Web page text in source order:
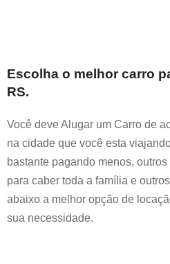
Escolha o melhor carro
RS.
Você deve Alugar um Carro de
na cidade que você esta
bastante pagando menos,
para caber toda a família e
abaixo a melhor opção de
sua necessidade.